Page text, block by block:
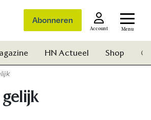
Abonneren
Account Menu
HN Actueel Shop